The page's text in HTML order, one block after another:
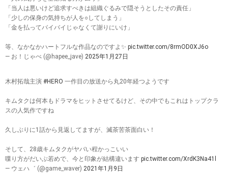
「当人は悪いけど追求すべきは組織ぐるみで隠そうとしたその責任」
「少しの保身の気持ちが人を○してしまう」
「金を払ってバイバイじゃなくて謝りにいけ」
等、なかなかハートフルな作品なのですよ✨ pic.twitter.com/8rmOD0XJ6o
— お！じゃべ (@hapee_jave) 2025年1月27日
木村拓哉主演 #HERO 一作目の放送から丸20年経つようです
キムタクは何本もドラマをヒットさせてるけど、その中でもこれはトップクラ
スの人気作ですね
久しぶりに1話から見返してますが、滅茶苦茶面白い！
そして、28歳キムタクがヤバい程かっこいい
喋り方がだいぶ若めで、今と印象が結構違います pic.twitter.com/XrdK3Na41l
— ウェハ゛ (@game_waver) 2021年1月9日